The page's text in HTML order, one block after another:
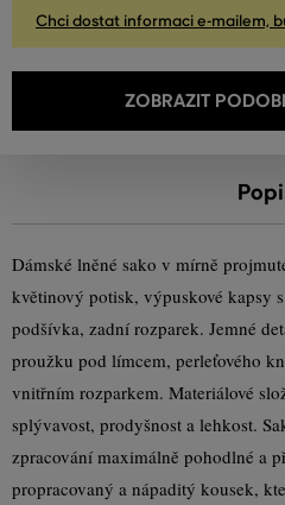
Chci dostat informaci e-mailem,
ZOBRAZIT
Dámské lněné sako v mírně
květinový potisk, výpuskové kapsy
podšívka, zadní rozparek. Jemné
proužku pod límcem, perleťového
vnitřním rozparkem. Materiálové
splývavost, prodyšnost a lehkost.
zpracování maximálně pohodlné a
propracovaný a nápaditý kousek,